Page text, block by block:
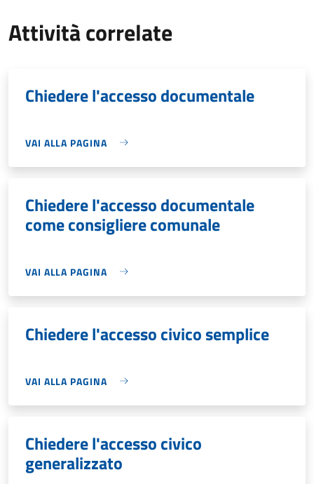
Attività correlate
Chiedere l'accesso documentale
VAI ALLA PAGINA
Chiedere l'accesso documentale
come consigliere comunale
VAI ALLA PAGINA
Chiedere l'accesso civico semplice
VAI ALLA PAGINA
Chiedere l'accesso civico
generalizzato